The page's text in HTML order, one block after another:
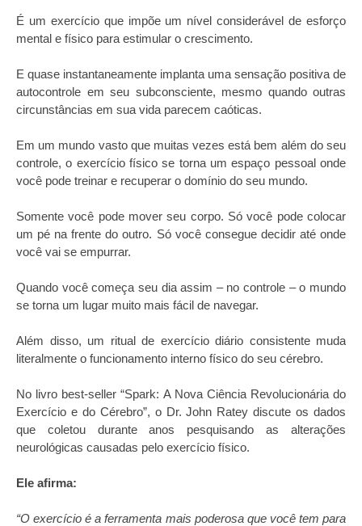
É um exercício que impõe um nível considerável de esforço
mental e físico para estimular o crescimento.
E quase instantaneamente implanta uma sensação positiva de
autocontrole em seu subconsciente, mesmo quando outras
circunstâncias em sua vida parecem caóticas.
Em um mundo vasto que muitas vezes está bem além do seu
controle, o exercício físico se torna um espaço pessoal onde
você pode treinar e recuperar o domínio do seu mundo.
Somente você pode mover seu corpo. Só você pode colocar
um pé na frente do outro. Só você consegue decidir até onde
você vai se empurrar.
Quando você começa seu dia assim – no controle – o mundo
se torna um lugar muito mais fácil de navegar.
Além disso, um ritual de exercício diário consistente muda
literalmente o funcionamento interno físico do seu cérebro.
No livro best-seller “Spark: A Nova Ciência Revolucionária do
Exercício e do Cérebro”, o Dr. John Ratey discute os dados
que coletou durante anos pesquisando as alterações
neurológicas causadas pelo exercício físico.
Ele afirma:
“O exercício é a ferramenta mais poderosa que você tem para